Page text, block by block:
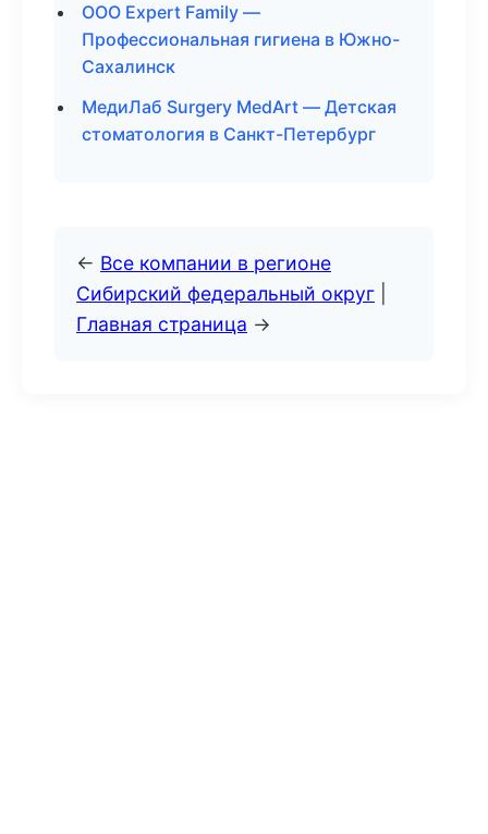
ООО Expert Family —
Профессиональная гигиена в Южно-
Сахалинск
МедиЛаб Surgery MedArt — Детская
стоматология в Санкт-Петербург
← Все компании в регионе
Сибирский федеральный округ
Главная страница →